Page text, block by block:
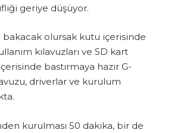
geriye düşüyor.
olursak kutu içerisinde
kılavuzları ve SD kart
bastırmaya hazır G-
driverlar ve kurulum
kurulması 50 dakika, bir de